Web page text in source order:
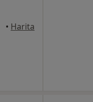
• Harita